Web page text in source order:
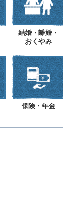
結婚・離婚・
おくやみ
保険・年金